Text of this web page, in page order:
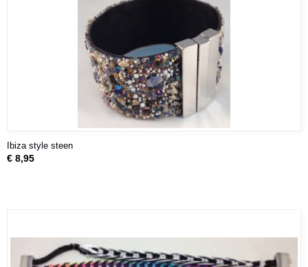
Ibiza style steen
€ 8,95